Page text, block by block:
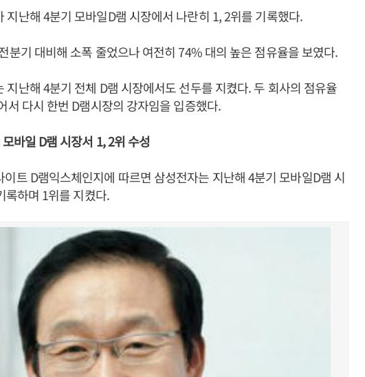
지난해 4분기 모바일D램 시장에서 나란히 1, 2위를 기록했다.
분기 대비해 소폭 줄었으나 여전히 74% 대의 높은 점유율을 보였다.
지난해 4분기 전체 D램 시장에서도 선두를 지켰다. 두 회사의 점유율
서 다시 한번 D램시장의 강자임을 입증했다.
바일 D램 시장서 1, 2위 수성
트 D램익스체인지에 따르면 삼성전자는 지난해 4분기 모바일D램 시
록하며 1위를 지켰다.